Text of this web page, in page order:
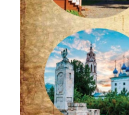
Музей «Усадьба двух генералов»
приглашает отправиться в эпоху
князей Пожарских